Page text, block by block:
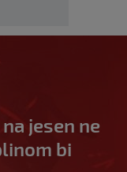
jesen ne
bi